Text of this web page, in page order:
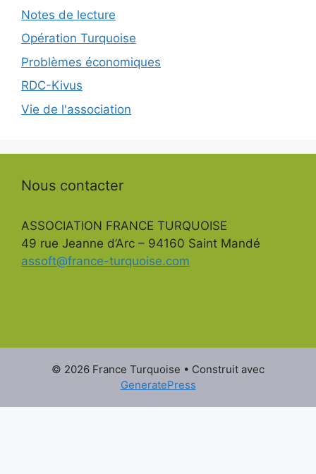
Notes de lecture
Opération Turquoise
Problèmes économiques
RDC-Kivus
Vie de l'association
Nous contacter
ASSOCIATION FRANCE TURQUOISE
49 rue Jeanne d’Arc – 94160 Saint Mandé
assoft@france-turquoise.com
© 2026 France Turquoise • Construit avec
GeneratePress